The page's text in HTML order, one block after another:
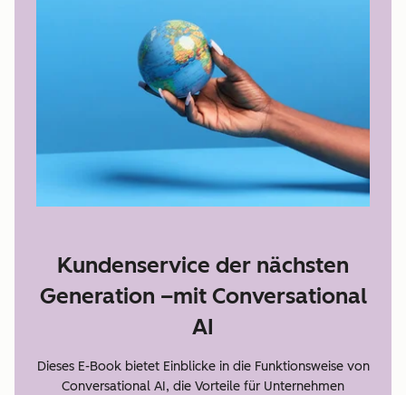
Kundenservice der nächsten
Generation –mit Conversational
AI
Dieses E-Book bietet Einblicke in die Funktionsweise von
Conversational AI, die Vorteile für Unternehmen